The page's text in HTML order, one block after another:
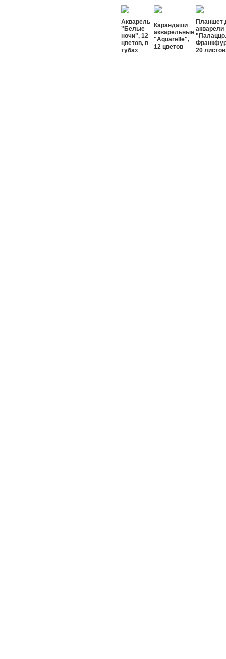
Акварель
"Белые
ночи", 12
цветов, в
тубах
Карандаши
акварельные
"Aquarelle",
12 цветов
Планшет
акварели
"Палаццо.
20